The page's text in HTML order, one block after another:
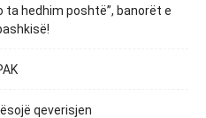
ta hedhim poshtë”, banorët e
qeverisjen